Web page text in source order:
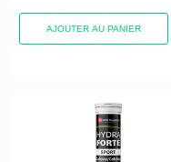
AJOUTER AU PANIER